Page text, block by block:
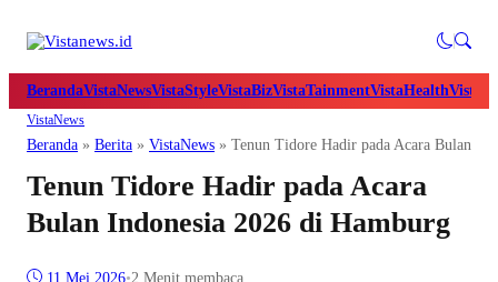
BerandaVistaNewsVistaStyleVistaBizVistaTainmentVistaHealth
VistaNews
Beranda » Berita » VistaNews » Tenun Tidore Hadir pada Acara Bulan
Tenun Tidore Hadir pada Acara
Bulan Indonesia 2026 di Hamburg
11 Mei 2026•2 Menit membaca